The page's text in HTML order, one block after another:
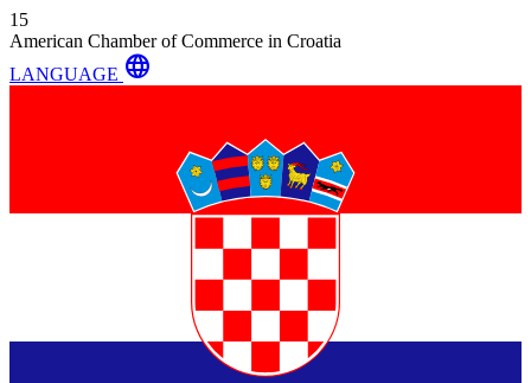
15
American Chamber of Commerce in Croatia
LANGUAGE language